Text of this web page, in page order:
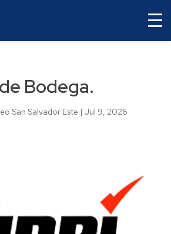
Bodega.
San Salvador Este | Jul 9, 2026